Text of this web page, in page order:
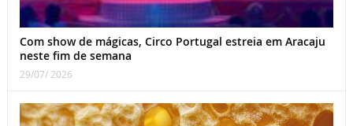
Com show de mágicas, Circo Portugal estreia em Aracaju
neste fim de semana
29/07/ 2026